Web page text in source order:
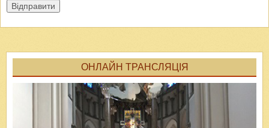
Відправити
ОНЛАЙН ТРАНСЛЯЦІЯ